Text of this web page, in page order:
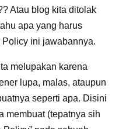
Atau blog kita ditolak
apa yang harus
ini jawabannya.
melupakan karena
lupa, malas, ataupun
seperti apa. Disini
membuat (tepatnya sih